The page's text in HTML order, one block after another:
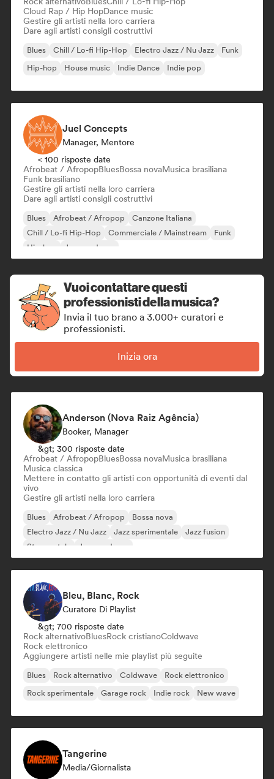
Cloud Rap / Hip HopDance music
Gestire gli artisti nella loro carriera
Dare agli artisti consigli costruttivi
Blues Chill / Lo-fi Hip-Hop Electro Jazz / Nu Jazz
Funk
Hip-hop
House music Indie Dance Indie pop
Juel Concepts
Manager, Mentore
< 100 risposte date
Afrobeat / AfropopBluesBossa novaMusica brasiliana
Funk brasiliano
Gestire gli artisti nella loro carriera
Dare agli artisti consigli costruttivi
Blues Afrobeat / Afropop
Canzone Italiana
Chill / Lo-fi Hip-Hop
Commerciale / Mainstream
Funk
Hip-hop
Jazz moderno
Vuoi contattare questi
professionisti della musica?
Invia il tuo brano a 3.000+ curatori e
professionisti.
Inizia ora
Anderson (Nova Raiz Agência)
Booker, Manager
&gt; 300 risposte date
Afrobeat / AfropopBluesBossa novaMusica brasiliana
Musica classica
Mettere in contatto gli artisti con opportunità di eventi dal
vivo
Gestire gli artisti nella loro carriera
Blues Afrobeat / Afropop
Bossa nova
Electro Jazz / Nu Jazz
Jazz sperimentale
Jazz fusion
Strumentale
Jazz moderno
Bleu, Blanc, Rock
Curatore Di Playlist
&gt; 700 risposte date
Rock alternativoBluesRock cristianoColdwave
Rock elettronico
Aggiungere artisti nelle mie playlist più seguite
Blues Rock alternativo Coldwave
Rock elettronico
Rock sperimentale
Garage rock Indie rock New wave
Tangerine
Media/Giornalista